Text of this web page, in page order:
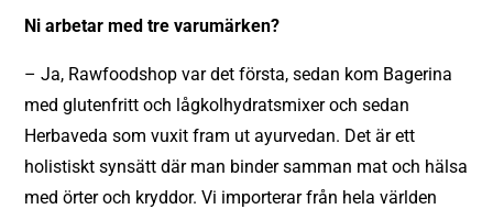
Ni arbetar med tre varumärken?
– Ja, Rawfoodshop var det första, sedan kom Bagerina
med glutenfritt och lågkolhydratsmixer och sedan
Herbaveda som vuxit fram ut ayurvedan. Det är ett
holistiskt synsätt där man binder samman mat och hälsa
med örter och kryddor. Vi importerar från hela världen